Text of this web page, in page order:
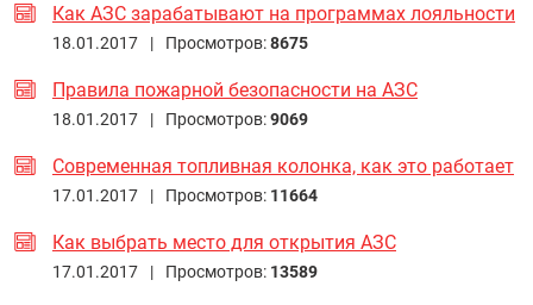
Как АЗС зарабатывают на программах лояльности
18.01.2017 | Просмотров:8675
Правила пожарной безопасности на АЗС
18.01.2017 | Просмотров:9069
Современная топливная колонка, как это работает
17.01.2017 | Просмотров: 11664
Как выбрать место для открытия АЗС
17.01.2017 | Просмотров: 13589